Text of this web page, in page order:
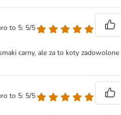
to 5: 5/5
carny, ale za to koty zadowolone
to 5: 5/5